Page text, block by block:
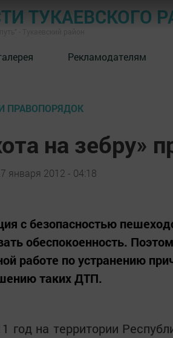
ТУКАЕВСКОГО
Рекламодателям
ПРАВОПОРЯДОК
на зебру»
января 2012 - 04:18
с безопасностью
обеспокоенность.
работе по устранению
таких ДТП.
год на территории